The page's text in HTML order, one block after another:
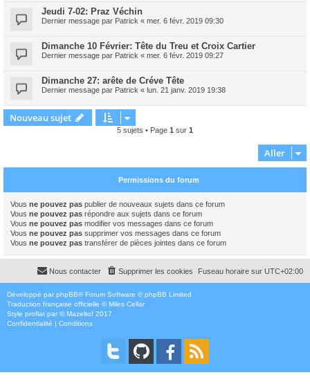
Jeudi 7-02: Praz Véchin
Dernier message par Patrick « mer. 6 févr. 2019 09:30
Dimanche 10 Février: Tête du Treu et Croix Cartier
Dernier message par Patrick « mer. 6 févr. 2019 09:27
Dimanche 27: arête de Créve Tête
Dernier message par Patrick « lun. 21 janv. 2019 19:38
Nouveau sujet
5 sujets • Page 1 sur 1
Aller
Permissions du forum
Vous ne pouvez pas publier de nouveaux sujets dans ce forum
Vous ne pouvez pas répondre aux sujets dans ce forum
Vous ne pouvez pas modifier vos messages dans ce forum
Vous ne pouvez pas supprimer vos messages dans ce forum
Vous ne pouvez pas transférer de pièces jointes dans ce forum
Fuseau horaire sur UTC+02:00
Supprimer les cookies
Nous contacter
Développé par phpBB® Forum Software © phpBB Limited
Traduction française officielle ©Miles Cellar
Style proflat par ©Mazeltof 2017
Confidentialité | Conditions